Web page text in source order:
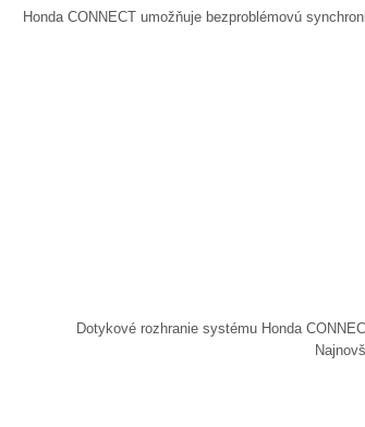
Honda CONNECT umožňuje bezproblémovú
Dotykové rozhranie systému Honda